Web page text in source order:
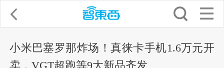
小米巴塞罗那炸场！真徕卡手机1.6万元开
卖，VGT超跑等9大新品齐发